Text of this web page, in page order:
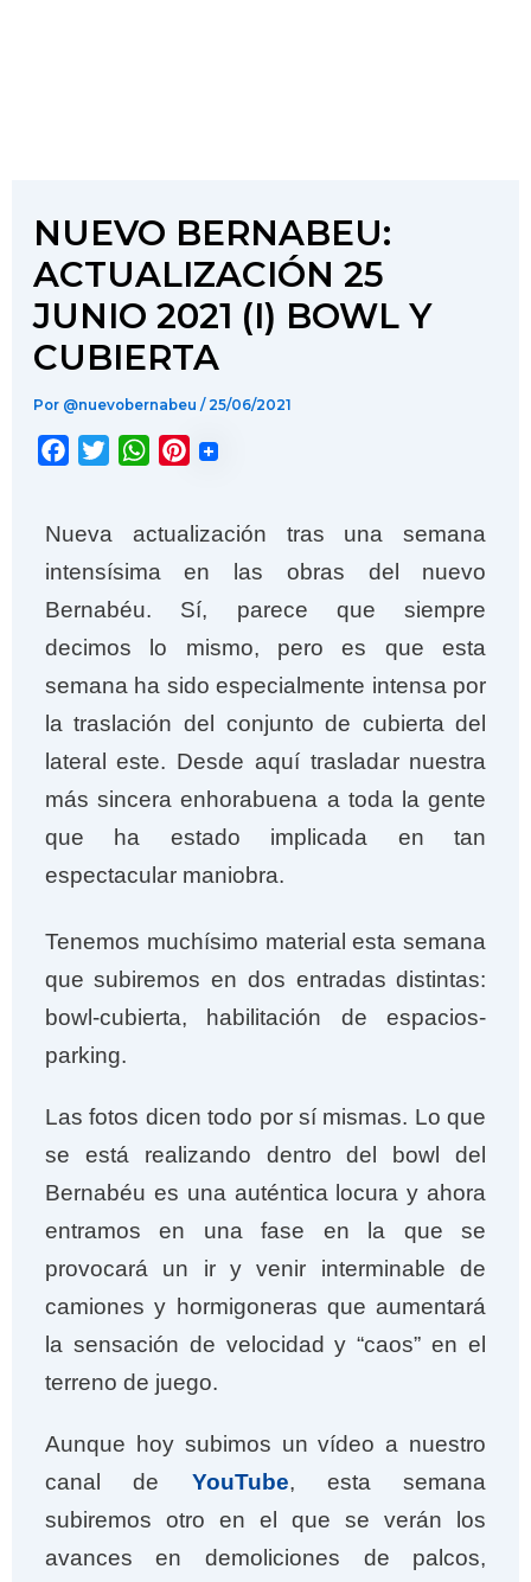
NUEVO BERNABEU:
ACTUALIZACIÓN 25
JUNIO 2021 (I) BOWL Y
CUBIERTA
Por @nuevobernabeu / 25/06/2021
e
b
o
t
t
e
W
t
s
p
P
t
e
r
t
Nueva actualización tras una semana
intensísima en las obras del nuevo
Bernabéu. Sí, parece que siempre
decimos lo mismo, pero es que esta
semana ha sido especialmente intensa por
la traslación del conjunto de cubierta del
lateral este. Desde aquí trasladar nuestra
más sincera enhorabuena a toda la gente
que ha estado implicada en tan
espectacular maniobra.
Tenemos muchísimo material esta semana
que subiremos en dos entradas distintas:
bowl-cubierta, habilitación de espacios-
parking.
Las fotos dicen todo por sí mismas. Lo que
se está realizando dentro del bowl del
Bernabéu es una auténtica locura y ahora
entramos en una fase en la que se
provocará un ir y venir interminable de
camiones y hormigoneras que aumentará
la sensación de velocidad y “caos” en el
terreno de juego.
Aunque hoy subimos un vídeo a nuestro
canal de YouTube, esta semana
subiremos otro en el que se verán los
avances en demoliciones de palcos,